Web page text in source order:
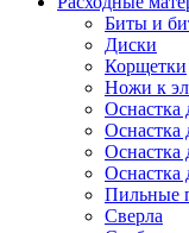
Биты и
Диски
Корщетки
Ножи к
Оснастка
Оснастка
Оснастка
Оснастка
Пильные
Сверла